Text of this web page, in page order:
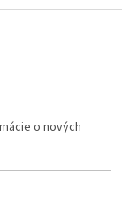
o nových